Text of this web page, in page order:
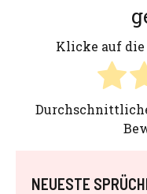
Klicke auf die
NEUESTE